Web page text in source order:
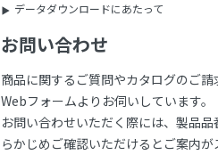
データダウンロードにあたって
お問い合わせ
商品に関するご質問やカタログのご請
Webフォームよりお伺いしています。
お問い合わせいただく際には、製品品
らかじめご確認いただけるとご案内が